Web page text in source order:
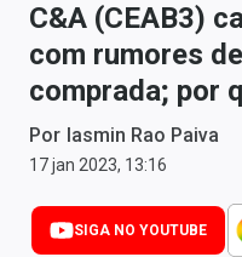
Money Trader
Anuncie
Últimas Notícias
Newsletters
C&A (CEAB3)
com rumores
comprada; por
Por Iasmin Rao Paiva
17 jan 2023, 13:16
SIGA NO YOUTUBE